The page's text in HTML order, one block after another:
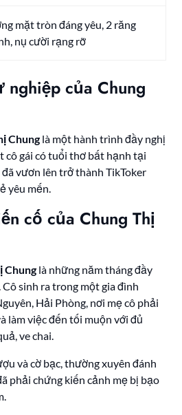
mặt tròn đáng yêu, 2 răng
nụ cười rạng rỡ
của Chung
Chung là một hành trình đầy nghị
cô gái có tuổi thơ bất hạnh tại
vươn lên trở thành TikToker
yêu mến.
cố của Chung Thị
Chung là những năm tháng đầy
sinh ra trong một gia đình
Hải Phòng, nơi mẹ cô phải
làm việc đến tối muộn với đủ
ve chai.
và cờ bạc, thường xuyên đánh
phải chứng kiến cảnh mẹ bị bạo